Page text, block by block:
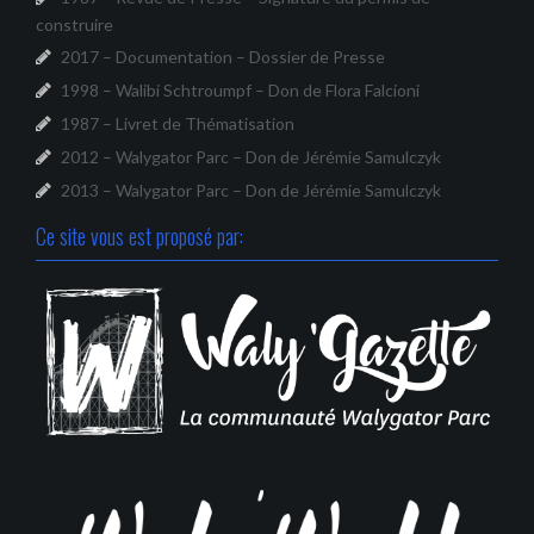
construire
2017 – Documentation – Dossier de Presse
1998 – Walibi Schtroumpf – Don de Flora Falcioni
1987 – Livret de Thématisation
2012 – Walygator Parc – Don de Jérémie Samulczyk
2013 – Walygator Parc – Don de Jérémie Samulczyk
Ce site vous est proposé par: